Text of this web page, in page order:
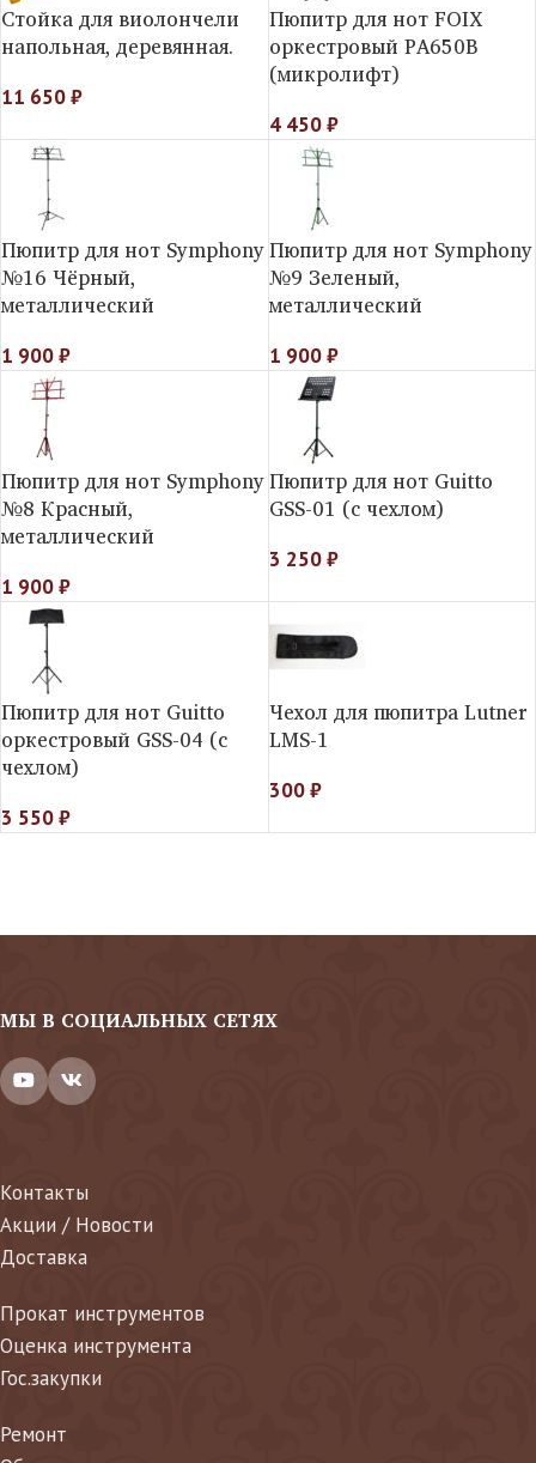
Стойка для виолончели
напольная, деревянная.
11 650₽
Пюпитр для нот FOIX
оркестровый PA650B
(микролифт)
4 450₽
Пюпитр для нот Symphony
№16 Чёрный,
металлический
1 900₽
Пюпитр для нот Symphony
№9 Зеленый,
металлический
1 900₽
Пюпитр для нот Symphony
№8 Красный,
металлический
1 900₽
Пюпитр для нот Guitto
GSS-01 (c чехлом)
3 250₽
Пюпитр для нот Guitto
оркестровый GSS-04 (c
чехлом)
3 550₽
Чехол для пюпитра Lutner
LMS-1
300₽
МЫ В СОЦИАЛЬНЫХ СЕТЯХ
Контакты
Акции / Новости
Доставка
Прокат инструментов
Оценка инструмента
Гос.закупки
Ремонт